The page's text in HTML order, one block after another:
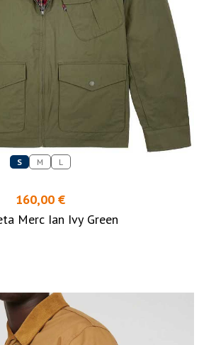
S M L
160,00 €
Merc Ian Ivy Green